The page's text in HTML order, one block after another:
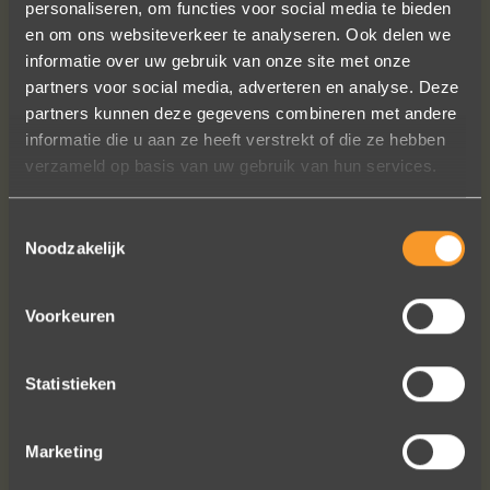
personaliseren, om functies voor social media te bieden
en om ons websiteverkeer te analyseren. Ook delen we
informatie over uw gebruik van onze site met onze
partners voor social media, adverteren en analyse. Deze
partners kunnen deze gegevens combineren met andere
informatie die u aan ze heeft verstrekt of die ze hebben
verzameld op basis van uw gebruik van hun services.
Noodzakelijk
Voorkeuren
Statistieken
Marketing
VOLG ONS OP SOCIALE MEDIA